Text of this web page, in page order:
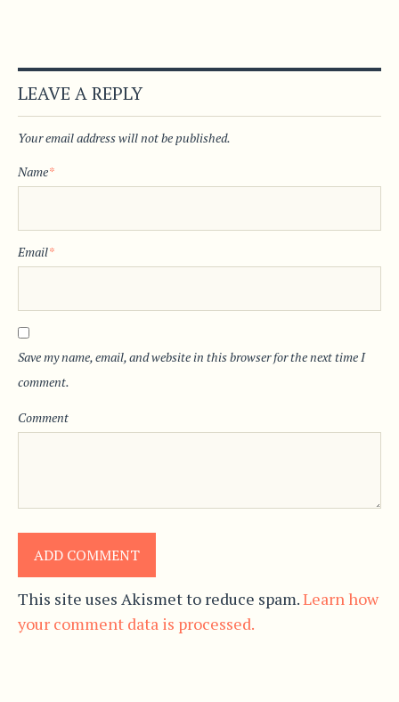
LEAVE A REPLY
Your email address will not be published.
Name*
Email*
Save my name, email, and website in this browser for the next time I
comment.
Comment
This site uses Akismet to reduce spam.Learn how
your comment data is processed.